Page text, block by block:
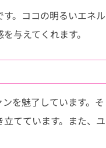
す。ココの明るいエネル
与えてくれます。
を魅了しています。そ
てています。また、ユ